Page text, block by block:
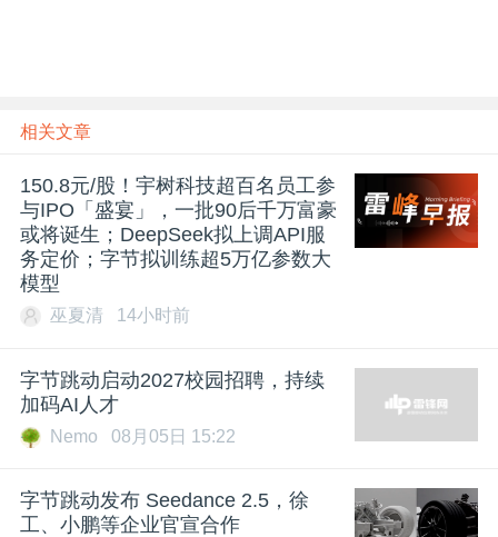
相关文章
150.8元/股！宇树科技超百名员工参
与IPO「盛宴」，一批90后千万富豪
或将诞生；DeepSeek拟上调API服
务定价；字节拟训练超5万亿参数大
模型
巫夏清 14小时前
字节跳动启动2027校园招聘，持续
加码AI人才
Nemo 08月05日 15:22
字节跳动发布 Seedance 2.5，徐
工、小鹏等企业官宣合作